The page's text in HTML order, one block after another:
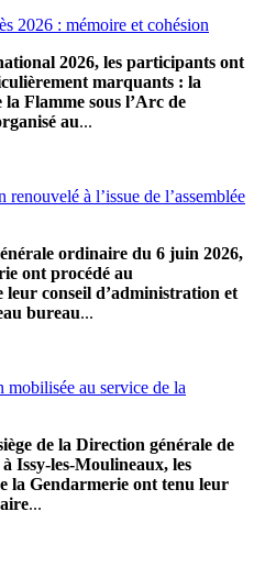
2026 : mémoire et cohésion
2026, les participants ont
marquants : la
Flamme sous l’Arc de
au...
à l’issue de l’assemblée
ordinaire du 6 juin 2026,
ont procédé au
conseil d’administration et
bureau...
au service de la
de la Direction générale de
Issy-les-Moulineaux, les
la Gendarmerie ont tenu leur
...